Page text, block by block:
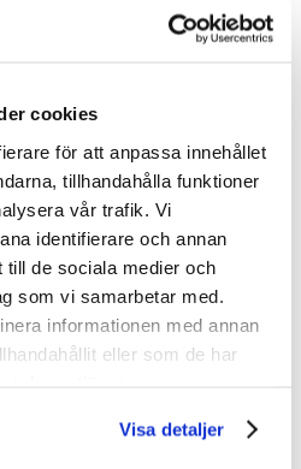
cookies
för att anpassa innehållet
tillhandahålla funktioner
vår trafik. Vi
identifierare och annan
till de sociala medier och
som vi samarbetar med.
informationen med annan
eller som de har
Visa detaljer